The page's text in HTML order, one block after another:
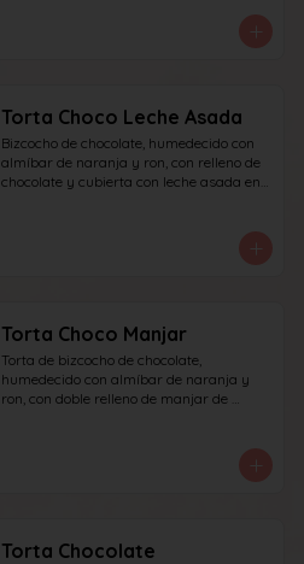
Torta Choco Leche Asada
Bizcocho de chocolate, humedecido con
almíbar de naranja y ron, con relleno de
chocolate y cubierta con leche asada en
Torta Choco Manjar
Torta de bizcocho de chocolate,
humedecido con almíbar de naranja y
ron, con doble relleno de manjar de
Torta Chocolate